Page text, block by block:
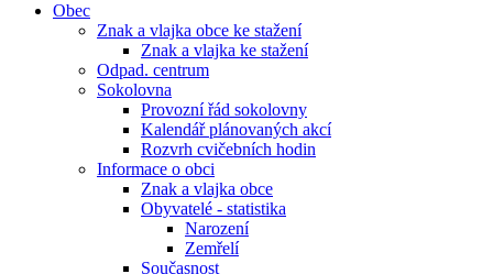
Obec
Znak a vlajka obce ke stažení
Znak a vlajka ke stažení
Odpad. centrum
Sokolovna
Provozní řád sokolovny
Kalendář plánovaných akcí
Rozvrh cvičebních hodin
Informace o obci
Znak a vlajka obce
Obyvatelé - statistika
Narození
Zemřelí
Současnost